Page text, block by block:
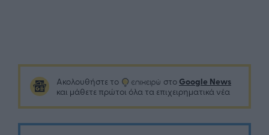
Ακολουθήστε το στο Google News
και μάθετε πρώτοι όλα τα επιχειρηματικά νέα